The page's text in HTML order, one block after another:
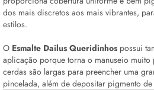
dos mais discretos aos mais vibrantes,
estilos.
O Esmalte Dailus Queridinhos possui
aplicação porque torna o manuseio muito
cerdas são largas para preencher uma
pincelada, além de depositar pigmento